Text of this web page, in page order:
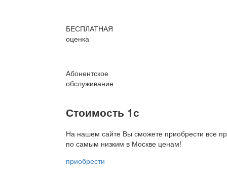
БЕСПЛАТНАЯ
оценка
Абонентское
обслуживание
Стоимость 1с
На нашем сайте Вы сможете приобрести все
по самым низким в Москве ценам!
приобрести